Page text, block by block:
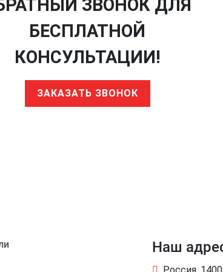
ЗВОНОК ДЛЯ
БЕСПЛАТНОЙ
КОНСУЛЬТАЦИИ!
ЗАКАЗАТЬ ЗВОНОК
Наш